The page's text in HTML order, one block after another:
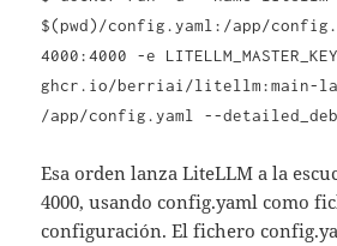
$(pwd)/config.yaml:/app/
4000:4000 -e
ghcr.io/berriai/litellm:main-
/app/config.yaml --
Esa orden lanza LiteLLM a la
4000, usando config.yaml como
configuración. El fichero